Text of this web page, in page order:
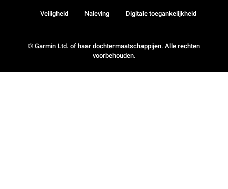
© Garmin Ltd. of haar dochtermaatschappijen. Alle rechten
voorbehouden.
Veiligheid Naleving Digitale toegankelijkheid